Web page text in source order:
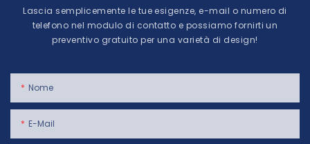
Lascia semplicemente le tue esigenze, e-mail o numero di
telefono nel modulo di contatto e possiamo fornirti un
preventivo gratuito per una varietà di design!
Nome
E-Mail